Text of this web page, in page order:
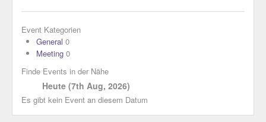
Event Kategorien
General 0
Meeting 0
Finde Events in der Nähe
Heute (7th Aug, 2026)
Es gibt kein Event an diesem Datum